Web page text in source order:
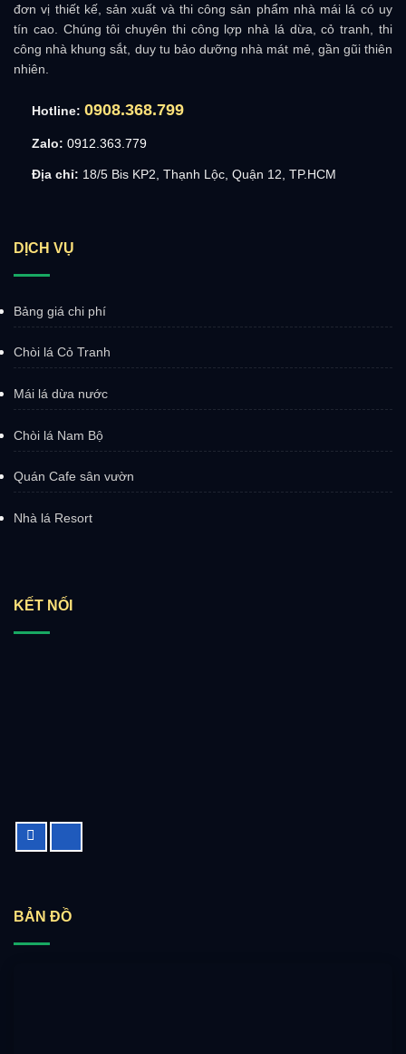
đơn vị thiết kế, sản xuất và thi công sản phẩm nhà mái lá có uy
tín cao. Chúng tôi chuyên thi công lợp nhà lá dừa, cỏ tranh, thi
công nhà khung sắt, duy tu bảo dưỡng nhà mát mẻ, gần gũi thiên
nhiên.
Hotline: 0908.368.799
Zalo: 0912.363.779
Địa chỉ: 18/5 Bis KP2, Thạnh Lộc, Quận 12, TP.HCM
DỊCH VỤ
Bảng giá chi phí
Chòi lá Cỏ Tranh
Mái lá dừa nước
Chòi lá Nam Bộ
Quán Cafe sân vườn
Nhà lá Resort
KẾT NỐI
BẢN ĐỒ